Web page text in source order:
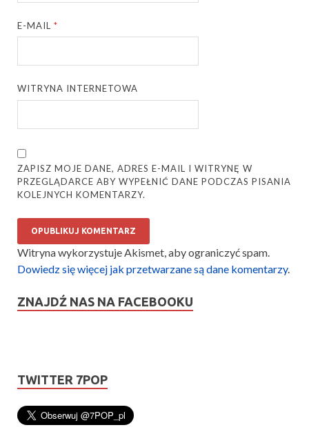
E-MAIL*
WITRYNA INTERNETOWA
ZAPISZ MOJE DANE, ADRES E-MAIL I WITRYNĘ W
PRZEGLĄDARCE ABY WYPEŁNIĆ DANE PODCZAS PISANIA
KOLEJNYCH KOMENTARZY.
Witryna wykorzystuje Akismet, aby ograniczyć spam.
Dowiedz się więcej jak przetwarzane są dane komentarzy.
ZNAJDŹ NAS NA FACEBOOKU
TWITTER 7POP